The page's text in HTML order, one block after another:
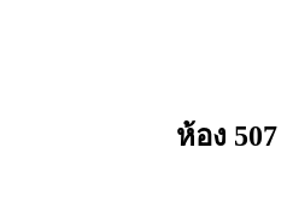
ห้อง 507